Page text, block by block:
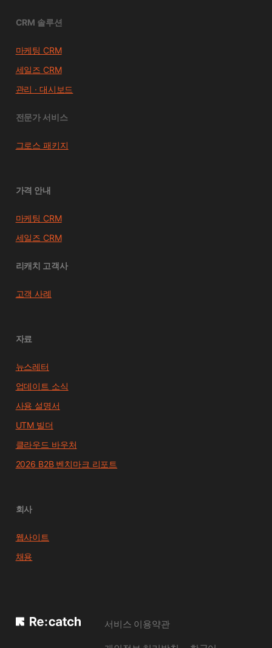
CRM 솔루션
마케팅 CRM
세일즈 CRM
관리 · 대시보드
전문가 서비스
그로스 패키지
가격 안내
마케팅 CRM
세일즈 CRM
리캐치 고객사
고객 사례
자료
뉴스레터
업데이트 소식
사용 설명서
UTM 빌더
클라우드 바우처
2026 B2B 벤치마크 리포트
회사
웹사이트
채용
서비스 이용약관